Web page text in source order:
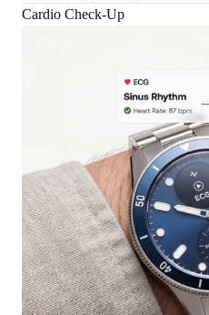
Cardio Check-Up